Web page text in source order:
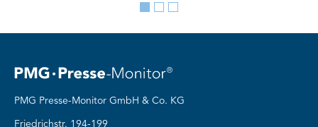
Go
slide
Go
slide
Go
slide
PMG Presse-Monitor GmbH & Co. KG
Friedrichstr. 194-199